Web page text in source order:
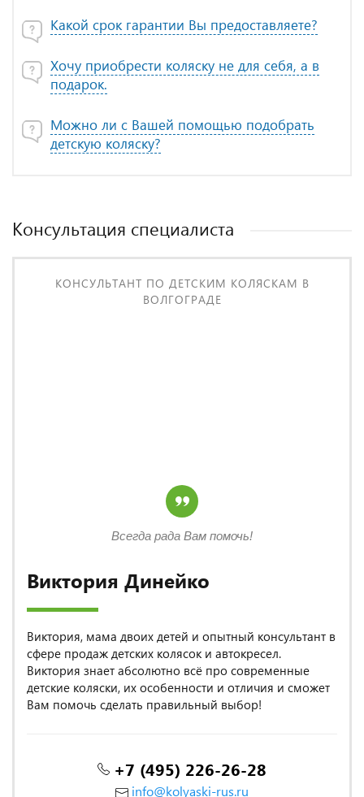
Какой срок гарантии Вы предоставляете?
Хочу приобрести коляску не для себя, а в
подарок.
Можно ли с Вашей помощью подобрать
детскую коляску?
Консультация специалиста
КОНСУЛЬТАНТ ПО ДЕТСКИМ КОЛЯСКАМ В
ВОЛГОГРАДЕ
Виктория Динейко
Виктория, мама двоих детей и опытный консультант в
сфере продаж детских колясок и автокресел.
Виктория знает абсолютно всё про современные
детские коляски, их особенности и отличия и сможет
Вам помочь сделать правильный выбор!
+7 (495) 226-26-28
info@kolyaski-rus.ru
Всегда рада Вам помочь!